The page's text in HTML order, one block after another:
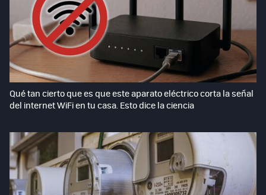
Qué tan cierto que es que este aparato eléctrico corta la señal
del internet WiFi en tu casa. Esto dice la ciencia